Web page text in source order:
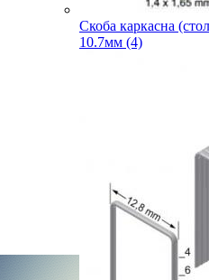
Скоба каркасна
10.7мм (4)